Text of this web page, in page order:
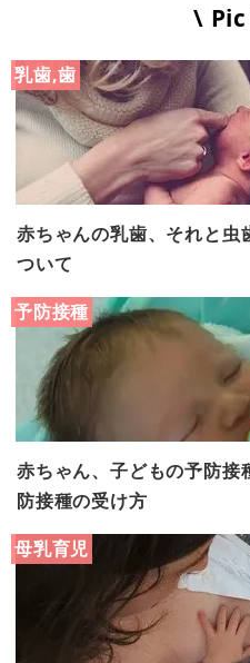
\
乳歯,歯
赤ちゃんの乳歯、それと虫
ついて
予防接種
赤ちゃん、子どもの予防接
防接種の受け方
母乳育児